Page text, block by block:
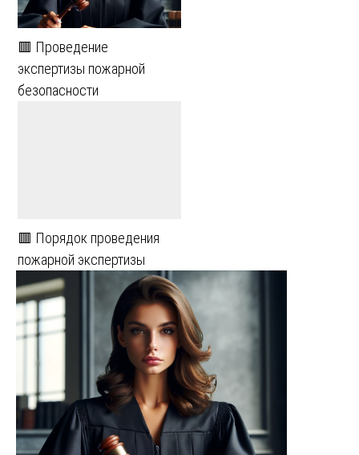
🟥 Проведение
экспертизы пожарной
безопасности
🟥 Порядок проведения
пожарной экспертизы